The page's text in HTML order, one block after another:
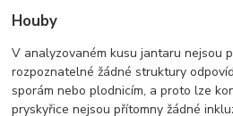
Houby
V analyzovaném kusu jantaru nejsou
rozpoznatelné žádné struktury
sporám nebo plodnicím, a proto lze
pryskyřice nejsou přítomny žádné